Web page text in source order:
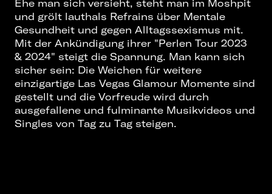
Ehe man sich versieht, steht man im Moshpit
und grölt lauthals Refrains über Mentale
Gesundheit und gegen Alltagssexismus mit.
Mit der Ankündigung ihrer "Perlen Tour 2023
& 2024" steigt die Spannung. Man kann sich
sicher sein: Die Weichen für weitere
einzigartige Las Vegas Glamour Momente sind
gestellt und die Vorfreude wird durch
ausgefallene und fulminante Musikvideos und
Singles von Tag zu Tag steigen.